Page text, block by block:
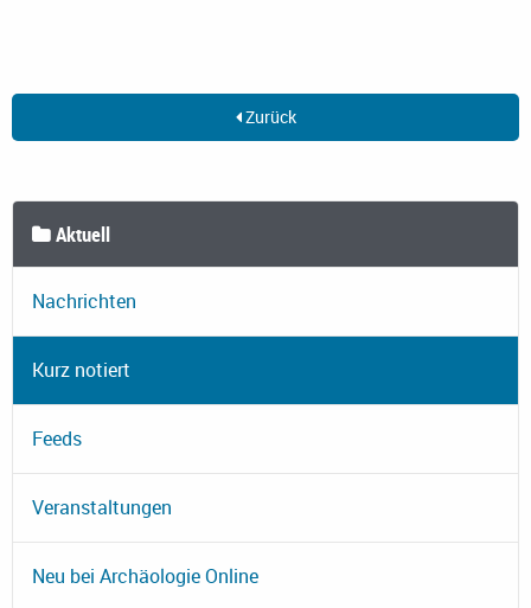
Zurück
Aktuell
Nachrichten
Kurz notiert
Feeds
Veranstaltungen
Neu bei Archäologie Online